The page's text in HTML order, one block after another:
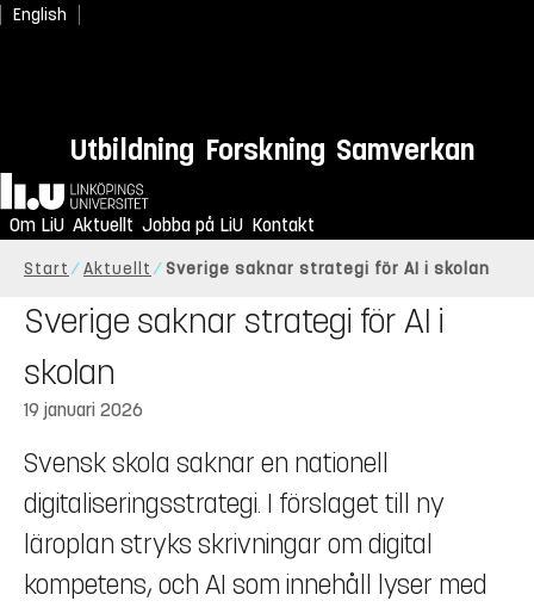
English
Utbildning Forskning Samverkan
Hem
Om LiU Aktuellt Jobba på LiU Kontakt
Start Aktuellt Sverige saknar strategi för AI i skolan
Sverige saknar strategi för AI i
skolan
19 januari 2026
Svensk skola saknar en nationell
digitaliseringsstrategi. I förslaget till ny
läroplan stryks skrivningar om digital
kompetens, och AI som innehåll lyser med